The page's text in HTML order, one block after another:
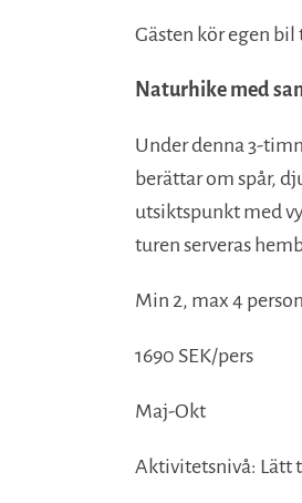
Gästen kör egen
Naturhike med
Under denna 3-
berättar om spår,
utsiktspunkt med
turen serveras
Min 2, max 4
1690 SEK/pers
Maj-Okt
Aktivitetsnivå: Lätt